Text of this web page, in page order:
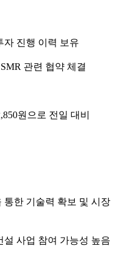
자 진행 이력 보유
관련 협약 체결
원으로 전일 대비
통한 기술력 확보 및 시장
설 사업 참여 가능성 높음